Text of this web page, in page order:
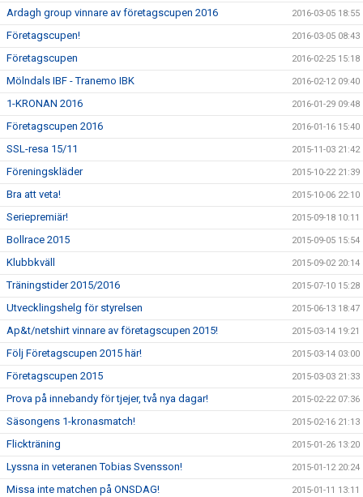
Ardagh group vinnare av företagscupen 2016 2016-03-05 18:55
Företagscupen! 2016-03-05 08:43
Företagscupen 2016-02-25 15:18
Mölndals IBF - Tranemo IBK 2016-02-12 09:40
1-KRONAN 2016 2016-01-29 09:48
Företagscupen 2016 2016-01-16 15:40
SSL-resa 15/11 2015-11-03 21:42
Föreningskläder 2015-10-22 21:39
Bra att veta! 2015-10-06 22:10
Seriepremiär! 2015-09-18 10:11
Bollrace 2015 2015-09-05 15:54
Klubbkväll 2015-09-02 20:14
Träningstider 2015/2016 2015-07-10 15:28
Utvecklingshelg för styrelsen 2015-06-13 18:47
Ap&t/netshirt vinnare av företagscupen 2015! 2015-03-14 19:21
Följ Företagscupen 2015 här! 2015-03-14 03:00
Företagscupen 2015 2015-03-03 21:33
Prova på innebandy för tjejer, två nya dagar! 2015-02-22 07:36
Säsongens 1-kronasmatch! 2015-02-16 21:13
Flickträning 2015-01-26 13:20
Lyssna in veteranen Tobias Svensson! 2015-01-12 20:24
Missa inte matchen på ONSDAG! 2015-01-11 13:11